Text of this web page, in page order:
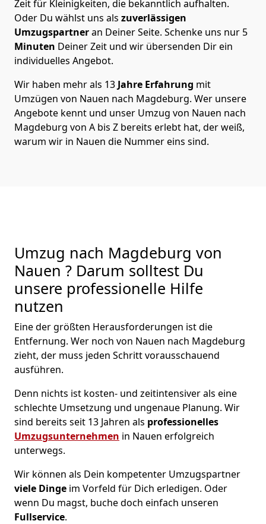
Zeit für Kleinigkeiten, die bekanntlich aufhalten.
Oder Du wählst uns als zuverlässigen
Umzugspartneran Deiner Seite. Schenke uns nur 5
Minuten Deiner Zeit und wir übersenden Dir ein
individuelles Angebot.
Wir haben mehr als 13 Jahre Erfahrung mit
Umzügen von Nauen nach Magdeburg. Wer unsere
Angebote kennt und unser Umzug von Nauen nach
Magdeburg von A bis Z bereits erlebt hat, der weiß,
warum wir in Nauen die Nummer eins sind.
Umzug nach Magdeburg von
Nauen ? Darum solltest Du
unsere professionelle Hilfe
nutzen
Eine der größten Herausforderungen ist die
Entfernung. Wer noch von Nauen nach Magdeburg
zieht, der muss jeden Schritt vorausschauend
ausführen.
Denn nichts ist kosten- und zeitintensiver als eine
schlechte Umsetzung und ungenaue Planung. Wir
sind bereits seit 13 Jahren als professionelles
Umzugsunternehmen in Nauen erfolgreich
unterwegs.
Wir können als Dein kompetenter Umzugspartner
viele Dinge im Vorfeld für Dich erledigen. Oder
wenn Du magst, buche doch einfach unseren
Fullservice.